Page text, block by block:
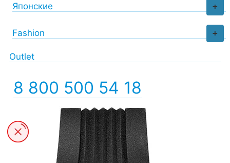
+
Японские
+
Fashion
Outlet
8 800 500 54 18